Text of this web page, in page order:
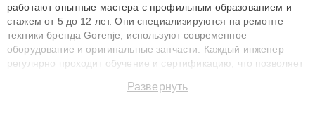
работают опытные мастера с профильным образованием и
стажем от 5 до 12 лет. Они специализируются на ремонте
техники бренда Gorenje, используют современное
оборудование и оригинальные запчасти. Каждый инженер
регулярно проходит обучение и сертификацию, что позволяет
технику с сохранением гарантии до 3 лет. Наши мастера
Развернуть